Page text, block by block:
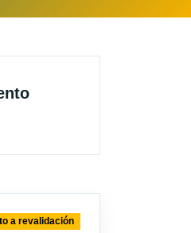
a revalidación